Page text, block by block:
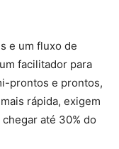
e um fluxo de
facilitador para
prontos e prontos,
rápida, exigem
até 30% do